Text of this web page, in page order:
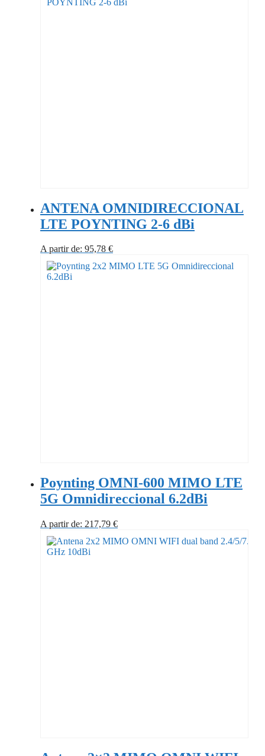
ANTENA OMNIDIRECCIONAL
LTE POYNTING 2-6 dBi
A partir de: 95,78 €
Poynting OMNI-600 MIMO LTE
5G Omnidireccional 6.2dBi
A partir de: 217,79 €